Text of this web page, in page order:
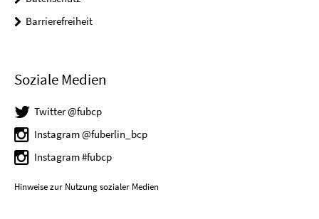
Barrierefreiheit
Soziale Medien
Twitter @fubcp
Instagram @fuberlin_bcp
Instagram #fubcp
Hinweise zur Nutzung sozialer Medien